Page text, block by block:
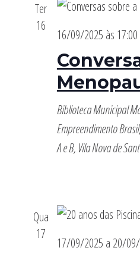
Ter
16
16/09/2025 às 17:00
Biblioteca Municipal
Empreendimento
A e B, Vila Nova de
Qua
17
17/09/2025 a 20/